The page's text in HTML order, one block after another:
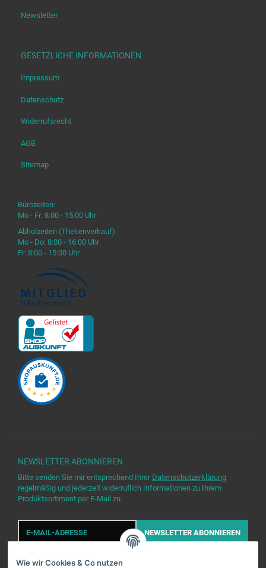
Newsletter
GESETZLICHE INFORMATIONEN
Impressum
Datenschutz
Widerrufsrecht
AGB
Sitemap
Bürozeiten:
Mo - Fr: 8:00 - 15:00 Uhr
Abholzeiten (Thekenverkauf):
Mo - Do: 8:00 - 16:00 Uhr
Fr: 8:00 - 15:00 Uhr
NEWSLETTER ABONNIEREN
Bitte senden Sie mir entsprechend Ihrer Datenschutzerklärung
regelmäßig und jederzeit widerruflich Informationen zu Ihrem
Produktsortiment per E-Mail zu.
E-
Mail-
Adresse
NEWSLETTER ABONNIEREN
Wie wir Cookies & Co nutzen